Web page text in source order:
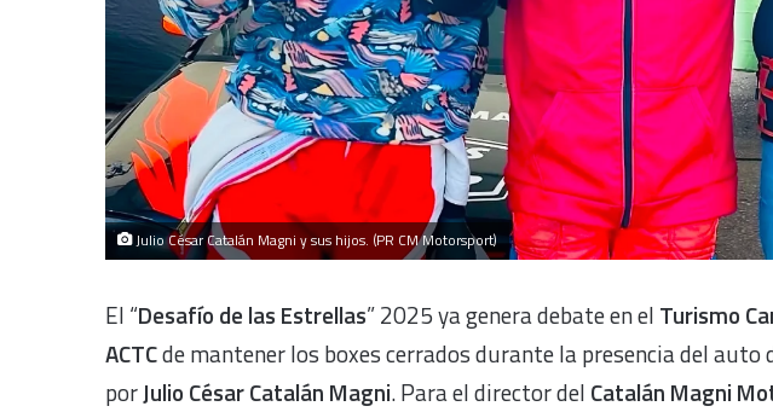
Julio César Catalán Magni y sus hijos. (PR CM Motorsport)
El “Desafío de las Estrellas” 2025 ya genera debate en el Turismo
ACTCde mantener los boxes cerrados durante la presencia del
porJulio César Catalán Magni. Para el director del Catalán Magni